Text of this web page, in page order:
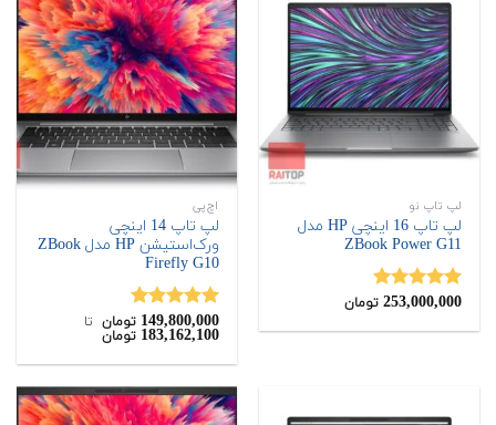
لپ تاپ نو
لپ تاپ 16 اینچی HP مدل
ZBook Power G11
نمره4.89
253,000,000 تومان
اچ‌پی
لپ تاپ 14 اینچی
ورک‌استیشن HP مدل ZBook
Firefly G10
نمره5.00
از 5
149,800,000 تومان ‌ تا ‌
183,162,100 تومان